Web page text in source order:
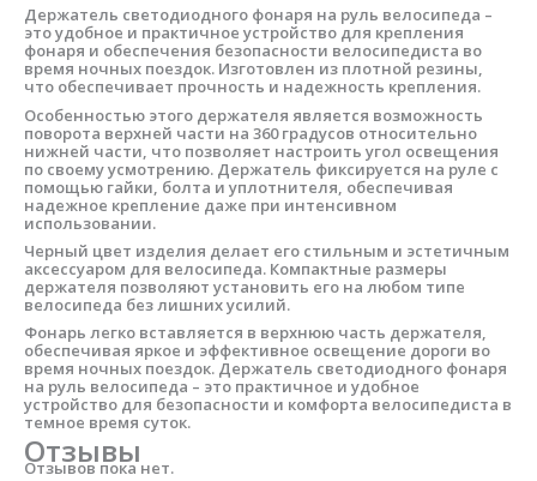
Держатель светодиодного фонаря на руль велосипеда –
это удобное и практичное устройство для крепления
фонаря и обеспечения безопасности велосипедиста во
время ночных поездок. Изготовлен из плотной резины,
что обеспечивает прочность и надежность крепления.
Особенностью этого держателя является возможность
поворота верхней части на 360 градусов относительно
нижней части, что позволяет настроить угол освещения
по своему усмотрению. Держатель фиксируется на руле с
помощью гайки, болта и уплотнителя, обеспечивая
надежное крепление даже при интенсивном
использовании.
Черный цвет изделия делает его стильным и эстетичным
аксессуаром для велосипеда. Компактные размеры
держателя позволяют установить его на любом типе
велосипеда без лишних усилий.
Фонарь легко вставляется в верхнюю часть держателя,
обеспечивая яркое и эффективное освещение дороги во
время ночных поездок. Держатель светодиодного фонаря
на руль велосипеда – это практичное и удобное
устройство для безопасности и комфорта велосипедиста в
темное время суток.
Отзывы
Отзывов пока нет.